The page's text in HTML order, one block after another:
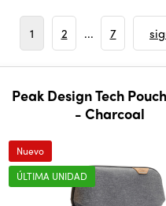
1 2 ... 7
Peak Design Tech
- Charcoal
Nuevo
ÚLTIMA UNIDAD